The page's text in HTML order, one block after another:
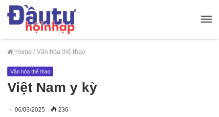
Home / Văn hóa thể thao
Văn hóa thể thao
Việt Nam y kỳ
06/03/2025 236